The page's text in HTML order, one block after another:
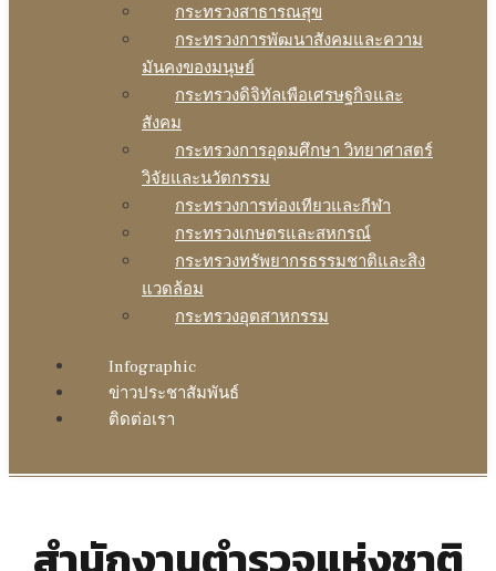
กระทรวงสาธารณสุข
กระทรวงการพัฒนาสังคมและความ
มันคงของมนุษย์
กระทรวงดิจิทัลเพือเศรษฐกิจและ
สังคม
กระทรวงการอุดมศึกษา วิทยาศาสตร์
วิจัยและนวัตกรรม
กระทรวงการท่องเทียวและกีฬา
กระทรวงเกษตรและสหกรณ์
กระทรวงทรัพยากรธรรมชาติและสิง
แวดล้อม
กระทรวงอุตสาหกรรม
Infographic
ข่าวประชาสัมพันธ์
ติดต่อเรา